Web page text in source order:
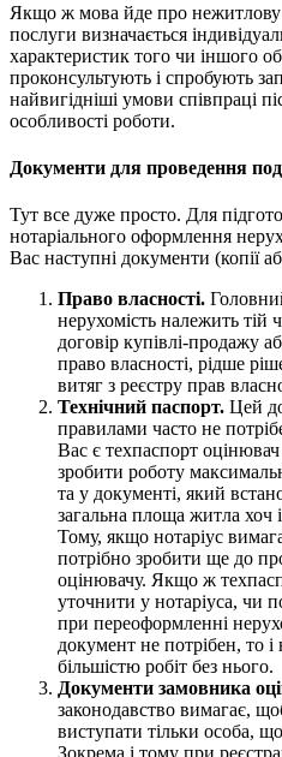
Якщо ж мова йде про нежитлову
послуги визначається
характеристик того чи іншого
проконсультують і спробують
найвигідніші умови співпраці
особливості роботи.
Документи для проведення
Тут все дуже просто. Для
нотаріального оформлення
Вас наступні документи (копії
Право власності.
нерухомість належить тій
договір купівлі-продажу
право власності, рідше
витяг з реєстру прав
Технічний паспорт. Цей
правилами часто не
Вас є техпаспорт
зробити роботу
та у документі, який
загальна площа житла хоч і
Тому, якщо нотаріус
потрібно зробити ще до
оцінювачу. Якщо ж
уточнити у нотаріуса, чи
при переоформленні
документ не потрібен, то
більшістю робіт без нього.
Документи замовника
законодавство вимагає,
виступати тільки особа,